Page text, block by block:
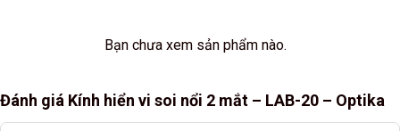
Bạn chưa xem sản phẩm nào.
Đánh giá Kính hiển vi soi nổi 2 mắt – LAB-20 – Optika